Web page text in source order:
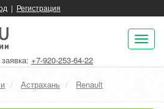
| Регистрация
+7-920-253-64-22
Астрахань Renault